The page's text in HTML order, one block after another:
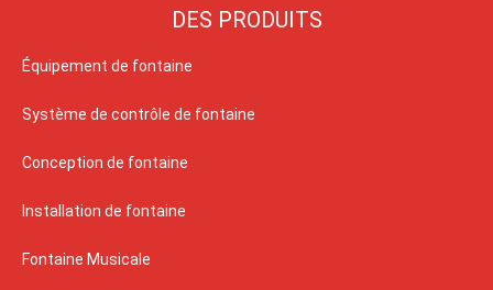
DES PRODUITS
Équipement de fontaine
Système de contrôle de fontaine
Conception de fontaine
Installation de fontaine
Fontaine Musicale